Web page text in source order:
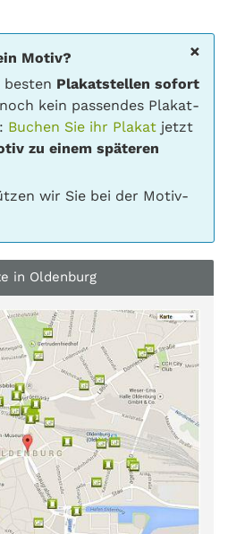
×
Motiv?
besten Plakatstellen sofort
kein passendes Plakat-
Buchen Sie ihr Plakat jetzt
zu einem späteren
wir Sie bei der Motiv-
in Oldenburg